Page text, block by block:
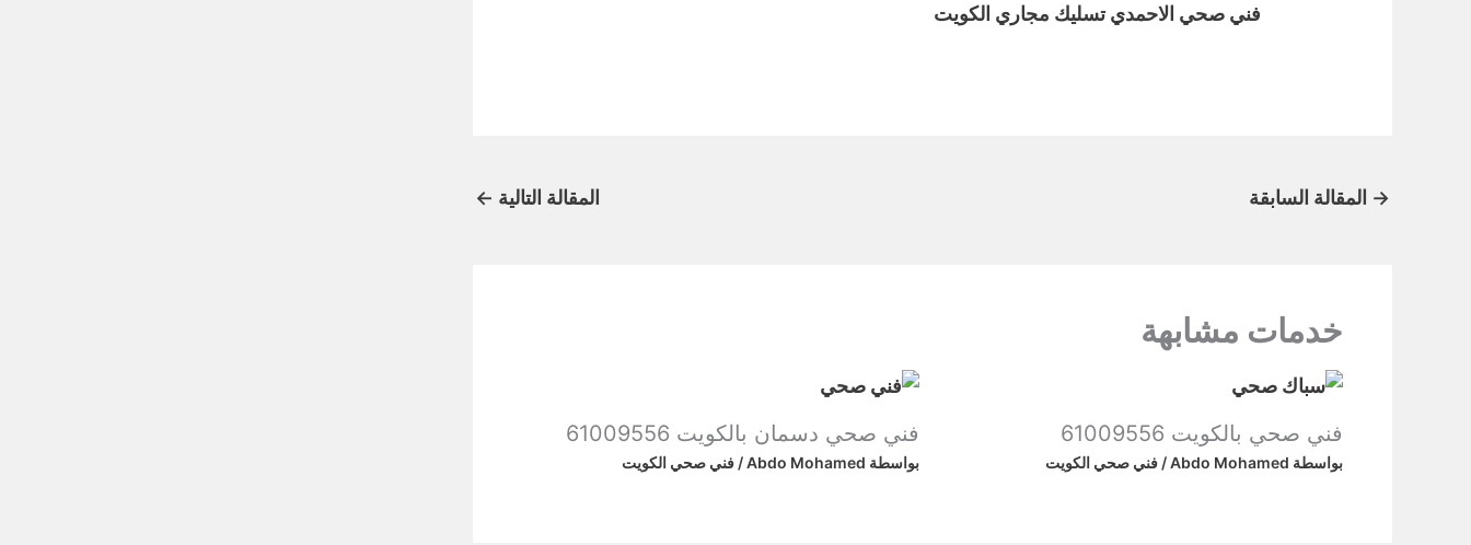
فني صحي الاحمدي تسليك مجاري الكويت
→ المقالة السابقة المقالة التالية ←
خدمات مشابهة
فني صحي بالكويت 61009556
بواسطة Abdo Mohamed
/ فني صحي الكويت
فني صحي دسمان بالكويت 61009556
بواسطة Abdo Mohamed
/فني صحي الكويت